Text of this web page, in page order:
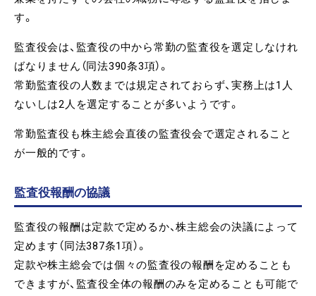
す。
監査役会は、監査役の中から常勤の監査役を選定しなけれ
ばなりません（同法390条3項）。
常勤監査役の人数までは規定されておらず、実務上は1人
ないしは2人を選定することが多いようです。
常勤監査役も株主総会直後の監査役会で選定されること
が一般的です。
監査役報酬の協議
監査役の報酬は定款で定めるか、株主総会の決議によって
定めます（同法387条1項）。
定款や株主総会では個々の監査役の報酬を定めることも
できますが、監査役全体の報酬のみを定めることも可能で